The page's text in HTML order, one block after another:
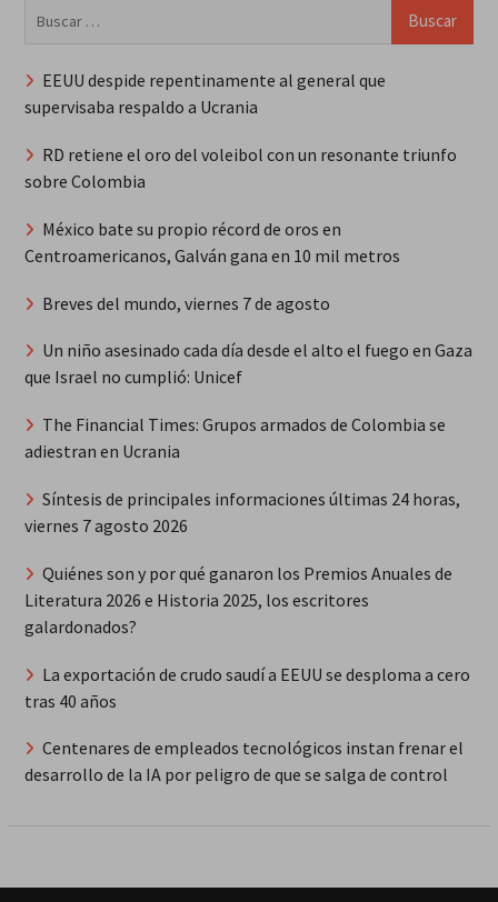
EEUU despide repentinamente al general que
supervisaba respaldo a Ucrania
RD retiene el oro del voleibol con un resonante triunfo
sobre Colombia
México bate su propio récord de oros en
Centroamericanos, Galván gana en 10 mil metros
Breves del mundo, viernes 7 de agosto
Un niño asesinado cada día desde el alto el fuego en Gaza
que Israel no cumplió: Unicef
The Financial Times: Grupos armados de Colombia se
adiestran en Ucrania
Síntesis de principales informaciones últimas 24 horas,
viernes 7 agosto 2026
Quiénes son y por qué ganaron los Premios Anuales de
Literatura 2026 e Historia 2025, los escritores
galardonados?
La exportación de crudo saudí a EEUU se desploma a cero
tras 40 años
Centenares de empleados tecnológicos instan frenar el
desarrollo de la IA por peligro de que se salga de control